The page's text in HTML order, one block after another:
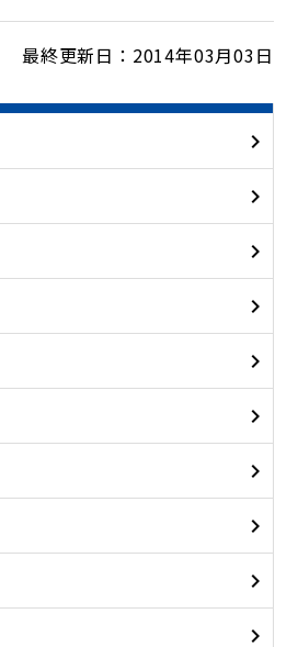
最終更新日：2014年03月03日